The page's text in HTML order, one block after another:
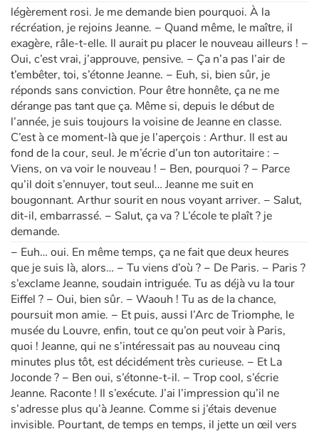
légèrement rosi. Je me demande bien pourquoi. À la
récréation, je rejoins Jeanne. − Quand même, le maître, il
exagère, râle-t-elle. Il aurait pu placer le nouveau ailleurs ! −
Oui, c’est vrai, j’approuve, pensive. − Ça n’a pas l’air de
t’embêter, toi, s’étonne Jeanne. − Euh, si, bien sûr, je
réponds sans conviction. Pour être honnête, ça ne me
dérange pas tant que ça. Même si, depuis le début de
l’année, je suis toujours la voisine de Jeanne en classe.
C’est à ce moment-là que je l’aperçois : Arthur. Il est au
fond de la cour, seul. Je m’écrie d’un ton autoritaire : −
Viens, on va voir le nouveau ! − Ben, pourquoi ? − Parce
qu’il doit s’ennuyer, tout seul… Jeanne me suit en
bougonnant. Arthur sourit en nous voyant arriver. − Salut,
dit-il, embarrassé. − Salut, ça va ? L’école te plaît ? je
demande.
− Euh… oui. En même temps, ça ne fait que deux heures
que je suis là, alors… − Tu viens d’où ? − De Paris. − Paris ?
s’exclame Jeanne, soudain intriguée. Tu as déjà vu la tour
Eiffel ? − Oui, bien sûr. − Waouh ! Tu as de la chance,
poursuit mon amie. − Et puis, aussi l’Arc de Triomphe, le
musée du Louvre, enfin, tout ce qu’on peut voir à Paris,
quoi ! Jeanne, qui ne s’intéressait pas au nouveau cinq
minutes plus tôt, est décidément très curieuse. − Et La
Joconde ? − Ben oui, s’étonne-t-il. − Trop cool, s’écrie
Jeanne. Raconte ! Il s’exécute. J’ai l’impression qu’il ne
s’adresse plus qu’à Jeanne. Comme si j’étais devenue
invisible. Pourtant, de temps en temps, il jette un œil vers